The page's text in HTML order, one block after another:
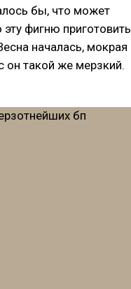
бы, что может
фигню
началась, мокрая
он такой же мерзкий.